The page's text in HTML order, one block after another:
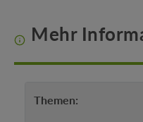
Mehr
Themen: